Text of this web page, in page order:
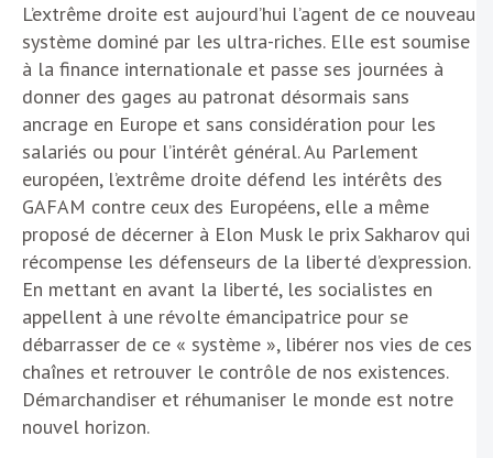
L’extrême droite est aujourd’hui l’agent de ce nouveau
système dominé par les ultra-riches. Elle est soumise
à la finance internationale et passe ses journées à
donner des gages au patronat désormais sans
ancrage en Europe et sans considération pour les
salariés ou pour l’intérêt général. Au Parlement
européen, l’extrême droite défend les intérêts des
GAFAM contre ceux des Européens, elle a même
proposé de décerner à Elon Musk le prix Sakharov qui
récompense les défenseurs de la liberté d’expression.
En mettant en avant la liberté, les socialistes en
appellent à une révolte émancipatrice pour se
débarrasser de ce « système », libérer nos vies de ces
chaînes et retrouver le contrôle de nos existences.
Démarchandiser et réhumaniser le monde est notre
nouvel horizon.